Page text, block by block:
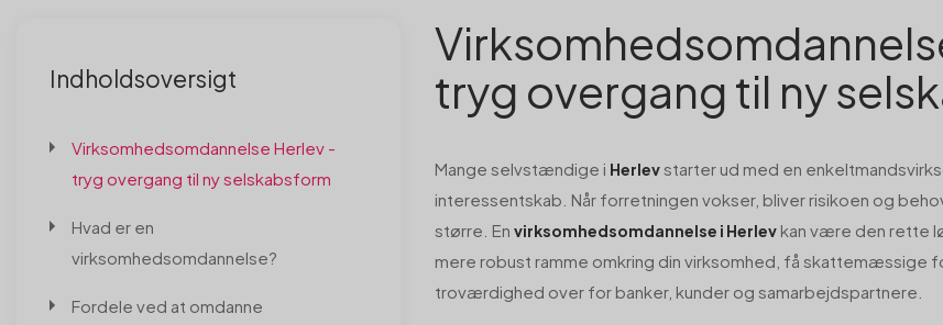
Indholdsoversigt
Virksomhedsomdannelse Herlev -
tryg overgang til ny selskabsform
Hvad er en
virksomhedsomdannelse?
Fordele ved at omdanne
tryg overgang til ny
Mange selvstændige i Herlev starter ud med en
interessentskab. Når forretningen vokser, bliver risikoen og
større. En virksomhedsomdannelse i Herlev kan være den rette
mere robust ramme omkring din virksomhed, få skattemæssige
troværdighed over for banker, kunder og samarbejdspartnere.